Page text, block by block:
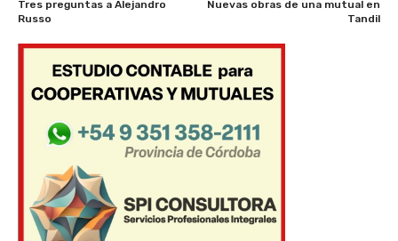
Tres preguntas a Alejandro
Russo
Nuevas obras de una mutual en
Tandil